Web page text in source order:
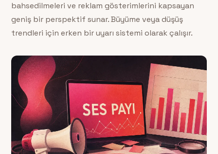
bahsedilmeleri ve reklam gösterimlerini kapsayan
geniş bir perspektif sunar. Büyüme veya düşüş
trendleri için erken bir uyarı sistemi olarak çalışır.